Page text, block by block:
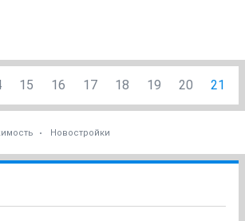
15 16 17 18 19 20 21
Новостройки